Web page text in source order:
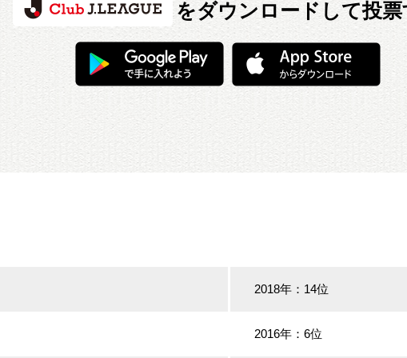
をダウンロードして投
2018年：14位
2016年：6位